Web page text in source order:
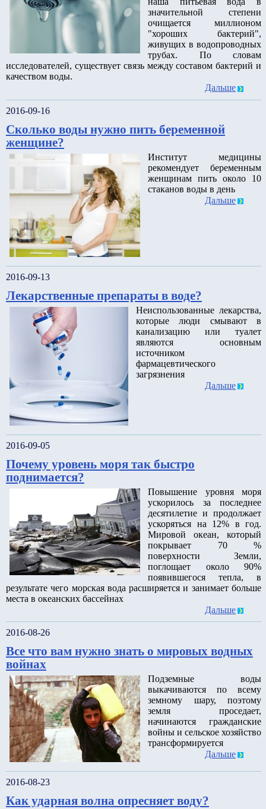
значительной степени
очищается миллионом
"хороших бактерий",
живущих в водопроводных
трубах. По словам
исследователей, существует связь между составом бактерий и
качеством воды.
Дальше
2016-09-16
Сколько воды нужно пить беременной
женщине?
Институт медицины
рекомендует беременным
женщинам пить около 10
стаканов воды в день
Дальше
2016-09-13
Лекарственные препараты в воде?
Неиспользованные лекарства,
которые люди смывают в
канализацию или туалет
являются основным
источником
фармацевтического
загрязнения
Дальше
2016-09-05
Почему уровень моря так быстро
поднимается?
Повышение уровня моря
ускорилось за последнее
десятилетие и продолжает
ускоряться на 12% в год.
Мировой океан, который
покрывает 70 %
поверхности Земли,
поглощает около 90%
появившегося тепла, в
результате чего морская вода расширяется и занимает больше
места в океанских бассейнах
Дальше
2016-08-26
Все что вам нужно знать о мировых водных
войнах
Подземные воды
выкачиваются по всему
земному шару, поэтому
земля проседает,
начинаются гражданские
войны и сельское хозяйство
трансформируется
Дальше
2016-08-23
Как ударная волна опресняет воду?